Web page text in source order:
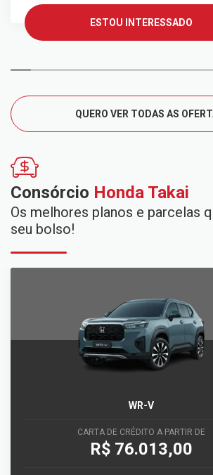
ESTOU INTERESSADO
QUERO VER TODAS AS
Consórcio Honda Takai
Os melhores planos e parcelas
seu bolso!
WR-V
CARTA DE CRÉDITO A PARTIR DE
R$ 76.013,00